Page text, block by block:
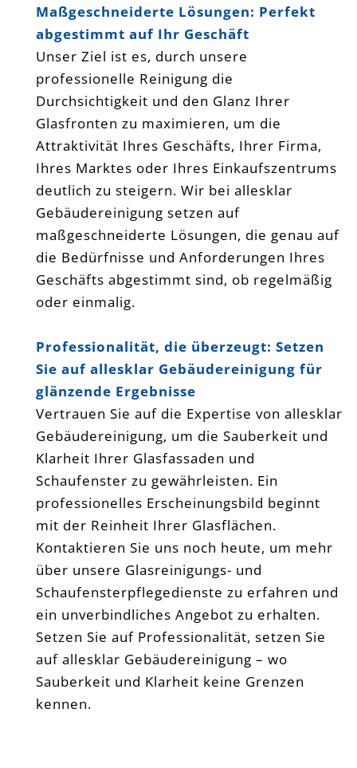
Maßgeschneiderte Lösungen: Perfekt
abgestimmt auf Ihr Geschäft
Unser Ziel ist es, durch unsere
professionelle Reinigung die
Durchsichtigkeit und den Glanz Ihrer
Glasfronten zu maximieren, um die
Attraktivität Ihres Geschäfts, Ihrer Firma,
Ihres Marktes oder Ihres Einkaufszentrums
deutlich zu steigern. Wir bei allesklar
Gebäudereinigung setzen auf
maßgeschneiderte Lösungen, die genau auf
die Bedürfnisse und Anforderungen Ihres
Geschäfts abgestimmt sind, ob regelmäßig
oder einmalig.
Professionalität, die überzeugt: Setzen
Sie auf allesklar Gebäudereinigung für
glänzende Ergebnisse
Vertrauen Sie auf die Expertise von allesklar
Gebäudereinigung, um die Sauberkeit und
Klarheit Ihrer Glasfassaden und
Schaufenster zu gewährleisten. Ein
professionelles Erscheinungsbild beginnt
mit der Reinheit Ihrer Glasflächen.
Kontaktieren Sie uns noch heute, um mehr
über unsere Glasreinigungs- und
Schaufensterpflegedienste zu erfahren und
ein unverbindliches Angebot zu erhalten.
Setzen Sie auf Professionalität, setzen Sie
auf allesklar Gebäudereinigung – wo
Sauberkeit und Klarheit keine Grenzen
kennen.